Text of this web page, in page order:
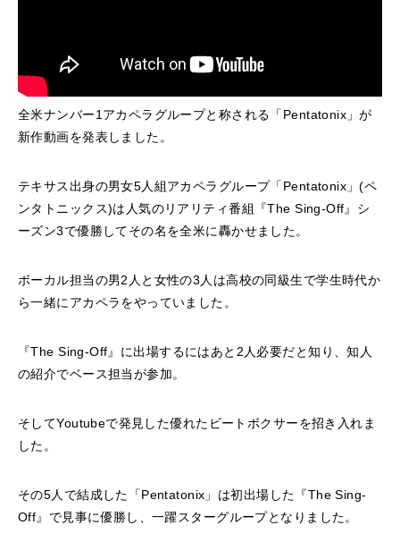
全米ナンバー1アカペラグループと称される「Pentatonix」が
新作動画を発表しました。
テキサス出身の男女5人組アカペラグループ「Pentatonix」(ペ
ンタトニックス)は人気のリアリティ番組『The Sing-Off』シ
ーズン3で優勝してその名を全米に轟かせました。
ボーカル担当の男2人と女性の3人は高校の同級生で学生時代か
ら一緒にアカペラをやっていました。
『The Sing-Off』に出場するにはあと2人必要だと知り、知人
の紹介でベース担当が参加。
そしてYoutubeで発見した優れたビートボクサーを招き入れま
した。
その5人で結成した「Pentatonix」は初出場した『The Sing-
Off』で見事に優勝し、一躍スターグループとなりました。